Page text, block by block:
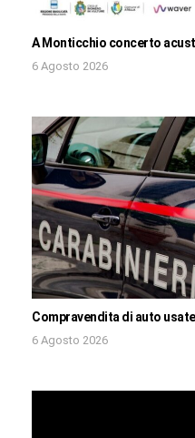
A Monticchio concerto
6 Agosto 2026
Compravendita di auto
6 Agosto 2026